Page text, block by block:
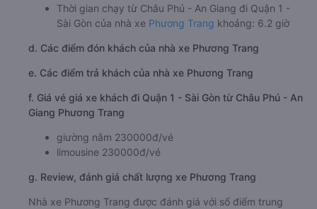
Thời gian chạy từ Châu Phú - An Giang đi Quận 1 -
Sài Gòn của nhà xe Phương Trang khoảng: 6.2 giờ
d. Các điểm đón khách của nhà xe Phương Trang
e. Các điểm trả khách của nhà xe Phương Trang
f. Giá vé giá xe khách đi Quận 1 - Sài Gòn từ Châu Phú - An
Giang Phương Trang
giường nằm 230000đ/vé
limousine 230000đ/vé
g. Review, đánh giá chất lượng xe Phương Trang
Nhà xe Phương Trang được đánh giá với số điểm trung